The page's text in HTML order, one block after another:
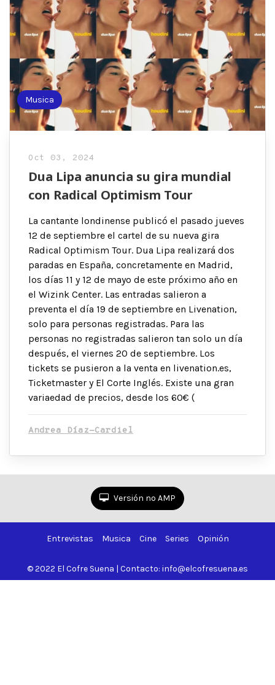
Musica
Oct 03, 2024
Dua Lipa anuncia su gira mundial
con Radical Optimism Tour
La cantante londinense publicó el pasado jueves
12 de septiembre el cartel de su nueva gira
Radical Optimism Tour. Dua Lipa realizará dos
paradas en España, concretamente en Madrid,
los días 11 y 12 de mayo de este próximo año en
el Wizink Center. Las entradas salieron a
preventa el día 19 de septiembre en Livenation,
solo para personas registradas. Para las
personas no registradas salieron tan solo un día
después, el viernes 20 de septiembre. Los
tickets se pusieron a la venta en livenation.es,
Ticketmaster y El Corte Inglés. Existe una gran
variaedad de precios, desde los 60€ (
Andrea Díaz-Cardiel
Versión no AMP
Entrevistas Musica Cine Series Opinión
© 2022 El Cofre Suena | Contacto: info@elcofresuena.es